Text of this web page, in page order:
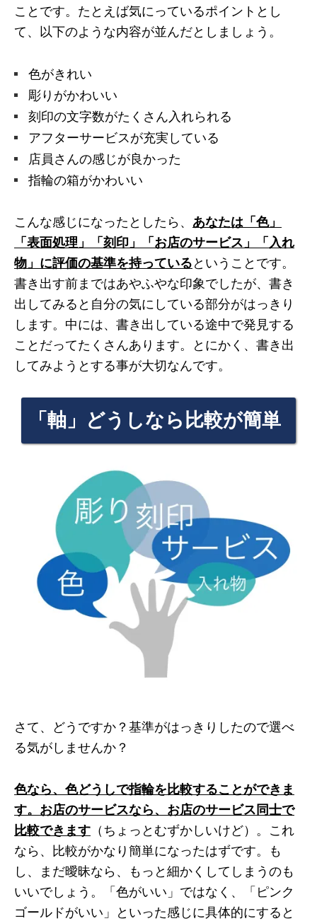
ことです。たとえば気にっているポイントとし
て、以下のような内容が並んだとしましょう。
色がきれい
彫りがかわいい
刻印の文字数がたくさん入れられる
アフターサービスが充実している
店員さんの感じが良かった
指輪の箱がかわいい
こんな感じになったとしたら、 あなたは「色」
「表面処理」「刻印」「お店のサービス」「入れ
物」に評価の基準を持っている ということです。
書き出す前まではあやふやな印象でしたが、書き
出してみると自分の気にしている部分がはっきり
します。中には、書き出している途中で発見する
ことだってたくさんあります。とにかく、書き出
してみようとする事が大切なんです。
「軸」どうしなら比較が簡単
さて、どうですか？基準がはっきりしたので選べ
る気がしませんか？
色なら、色どうしで指輪を比較することができま
す。お店のサービスなら、お店のサービス同士で
比較できます （ちょっとむずかしいけど）。これ
なら、比較がかなり簡単になったはずです。も
し、まだ曖昧なら、もっと細かくしてしまうのも
いいでしょう。「色がいい」ではなく、「ピンク
ゴールドがいい」といった感じに具体的にすると